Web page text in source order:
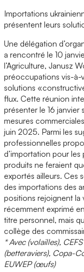
Importations
présentent leurs
Une délégation
a rencontré le 10
l’Agriculture, Janusz
préoccupations vis-à-
solutions
flux. Cette réunion
présenter le 16
mesures
juin 2025. Parmi les
professionnelles
d’importation pour les
produits ne feraient
exportés ailleurs. Ces
des importations des
positions rejoignent la
récemment exprimé
titre personnel, mais
collège des
* Avec (volailles),
(betteraviers), Copa-
EUWEP (œufs)